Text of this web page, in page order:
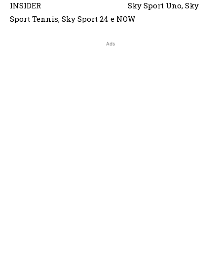
INSIDER Sky Sport Uno, Sky
Sport Tennis, Sky Sport 24 e NOW
Ads